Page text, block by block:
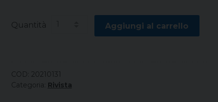
Quantità Aggiungi al carrello
COD: 20210131
Categoria: Rivista